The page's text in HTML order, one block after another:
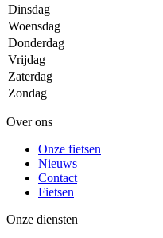
Dinsdag
Woensdag
Donderdag
Vrijdag
Zaterdag
Zondag
Over ons
Onze fietsen
Nieuws
Contact
Fietsen
Onze diensten